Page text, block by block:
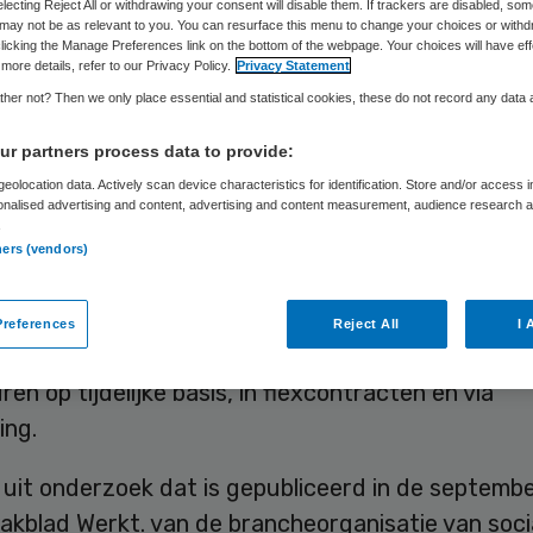
Skipr Redactie 4 september 2012,17:36
verwachten meer te gaan werken met
de arbeidsmarkt. Op dit moment zegt 48
te werken met mensen uit bijvoorbeeld de
niet direct zonder hulp aan de slag kunnen. In de
denkt 58 procent dat te gaan doen. In veel
op tijdelijke basis, in flexcontracten en via
onderzoek dat is gepubliceerd in de
Werkt. van de brancheorganisatie van
Reject All or withdrawing your consent will disable them. If trackers are disabled,
not be as relevant to you. You can resurface this menu to change your choices or
the Manage Preferences link on the bottom of the webpage. Your choices will have
details, refer to our Privacy Policy.
Privacy Statement
not? Then we only place essential and statistical cookies, these do not record any data
partners process data to provide:
data. Actively scan device characteristics for identification. Store and/or access
advertising and content, advertising and content measurement, audience research
(vendors)
Reject All I